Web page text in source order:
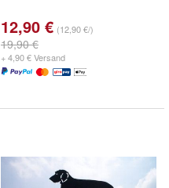
12,90 € (12,90 €/)
19,90 €
+ 4,90 € Versand